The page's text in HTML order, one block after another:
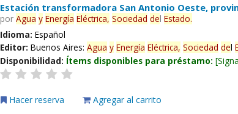
Estación transformadora San Antonio Oeste,
porAgua y Energía Eléctrica, Sociedad delEstado.
Idioma:Español
Editor:Buenos Aires:Agua y Energía Eléctrica, Sociedad del
Disponibilidad: Ítems disponibles para préstamo:
Hacer reserva Agregar al carrito